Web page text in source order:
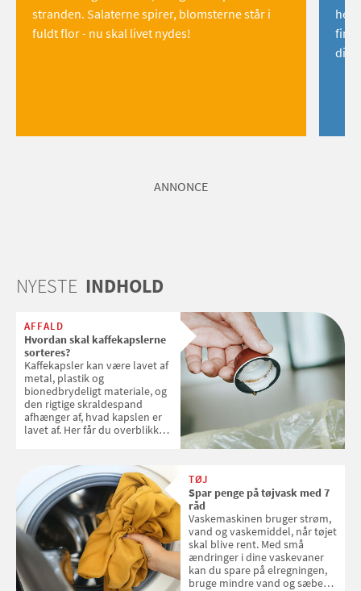
stranden. Salaterne spirer, blomsterne står i
fuldt flor - nu skal livet nydes!
find
dig!
ANNONCE
NYESTE INDHOLD
AFFALD
Hvordan skal kaffekapslerne
sorteres?
Kaffekapsler kan være lavet af
metal, plastik og
bionedbrydeligt materiale, og
den rigtige skraldespand
afhænger af, hvad kapslen er
lavet af. Her får du overblikket
TØJ
Spar penge på tøjvask med 7
råd
Vaskemaskinen bruger strøm,
vand og vaskemiddel, når tøjet
skal blive rent. Med små
ændringer i dine vaskevaner
kan du spare på elregningen,
bruge mindre vand og sæbe